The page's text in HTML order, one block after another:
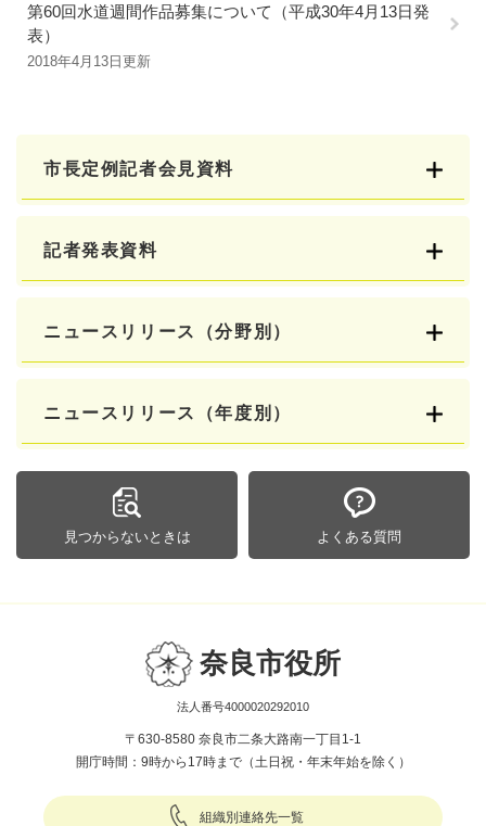
第60回水道週間作品募集について（平成30年4月13日発
表）
2018年4月13日更新
市長定例記者会見資料
記者発表資料
ニュースリリース（分野別）
ニュースリリース（年度別）
見つからないときは よくある質問
奈良市役所
法人番号4000020292010
〒630-8580 奈良市二条大路南一丁目1-1
開庁時間：9時から17時まで（土日祝・年末年始を除く）
組織別連絡先一覧